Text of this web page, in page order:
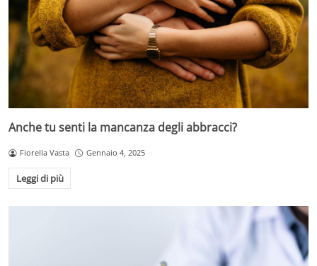
Anche tu senti la mancanza degli abbracci?
Fiorella Vasta Gennaio 4, 2025
Leggi di più